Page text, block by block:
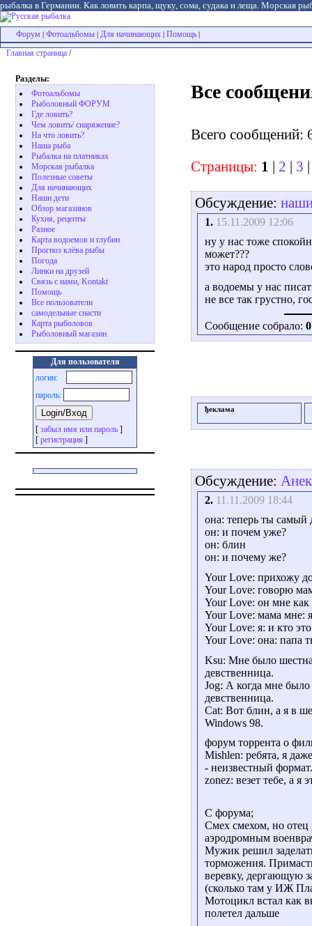
рыбалка в Германии. Как ловить карпа, щуку, сома, судака и леща. Морская
Форум Фотоальбомы Для начинающих Помощь
Главная страница /
Разделы:
Фотоальбомы
Рыболовный ФОРУМ
Где ловить?
Чем ловить/ снаряжение?
На что ловить?
Наша рыба
Рыбалка на платниках
Морская рыбалка
Полезные советы
Для начинающих
Наши дети
Обзор магазинов
Кухня, рецепты
Разное
Карта водоемов и глубин
Прогноз клёва рыбы
Погода
Линки на друзей
Связь с нами, Kontakt
Помощь
Все пользователи
самодельные снасти
Карта рыболовов
Рыболовный магазин
Для пользователя
логин:
пароль:
[ забыл имя или пароль ]
[ регистрация ]
Все
Всего сообщений:
Страницы: 1 2 3
Обсуждение:
1. 15.11.2009 12:06
ну у нас тоже
может???
это народ просто
а водоемы у нас
не все так грустно,
Сообщение собрало: 0
ђеклама
Обсуждение:
2. 11.11.2009 18:44
она: теперь ты самый
он: и почем уже?
он: блин
он: и почему же?
Your Love: прихожу
Your Love: говорю
Your Love: он мне
Your Love: мама мне:
Your Love: я: и кто
Your Love: она: папа
Ksu: Мне было
девственница.
Jog: А когда мне было
девственница.
Cat: Вот блин, а я в
Windows 98.
форум торрента о
Mishlen: ребята, я
- неизвестный формат.
zonez: везет тебе, а я
С форума;
Смех смехом, но отец
аэродромным
Мужик решил
торможения.
веревку, дергающую
(сколько там у ИЖ
Мотоцикл встал как
полетел дальше